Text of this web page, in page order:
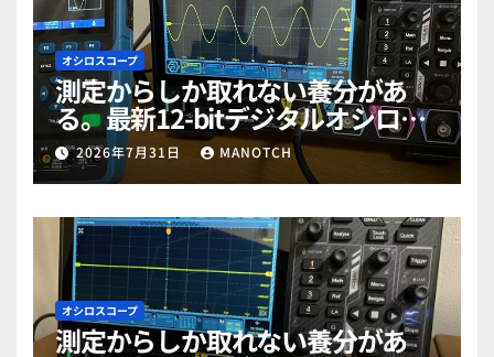
オシロスコープ
測定からしか取れない養分があ
る。最新12-bitデジタルオシロス
コープ「RIGOL MHO984」で勉強
だぜ！part2
2026年7月31日 MANOTCH
オシロスコープ
測定からしか取れない養分があ